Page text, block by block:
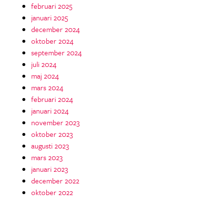
februari 2025
januari 2025
december 2024
oktober 2024
september 2024
juli 2024
maj 2024
mars 2024
februari 2024
januari 2024
november 2023
oktober 2023
augusti 2023
mars 2023
januari 2023
december 2022
oktober 2022